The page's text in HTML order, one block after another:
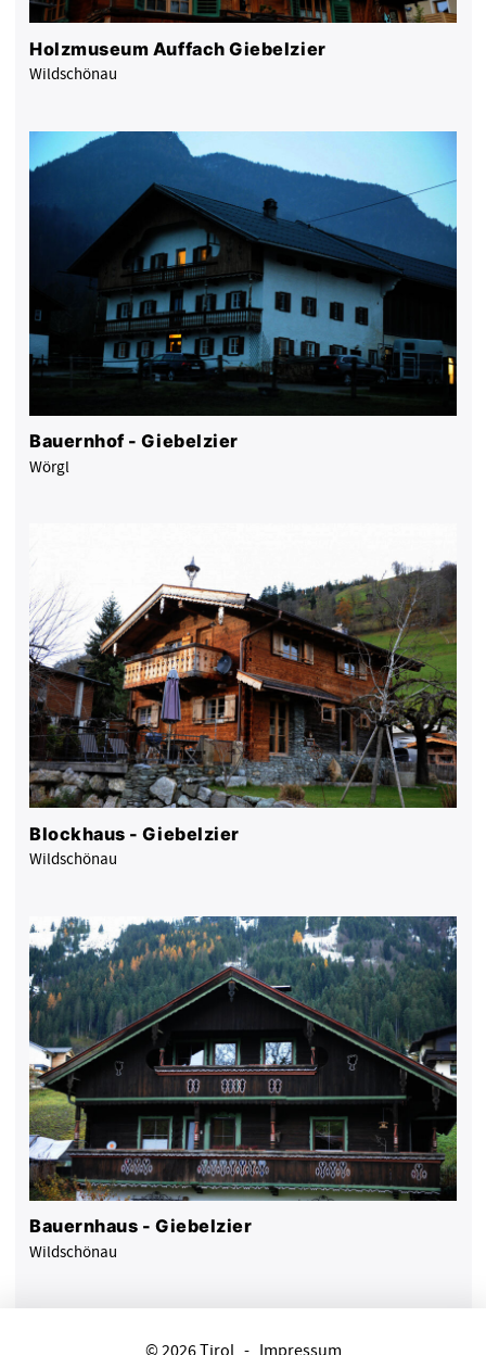
Holzmuseum Auffach Giebelzier
Wildschönau
Bauernhof - Giebelzier
Wörgl
Blockhaus - Giebelzier
Wildschönau
Bauernhaus - Giebelzier
Wildschönau